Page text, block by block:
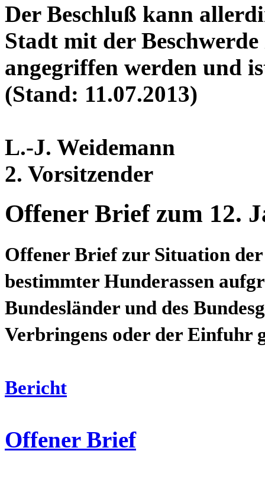
Der Beschluß kann
Stadt mit der
angegriffen werden und
(Stand: 11.07.2013)
L.-J. Weidemann
2. Vorsitzender
Offener Brief zum 12.
Offener Brief zur Situation
bestimmter Hunderassen
Bundesländer und des
Verbringens oder der
Bericht
Offener Brief